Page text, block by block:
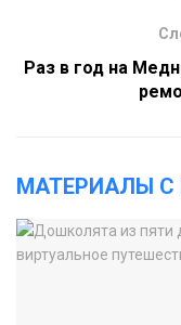
Раз в год на
МАТЕРИАЛЫ С